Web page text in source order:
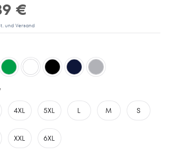
€
und Versand
4XL 5XL L M S
XXL 6XL